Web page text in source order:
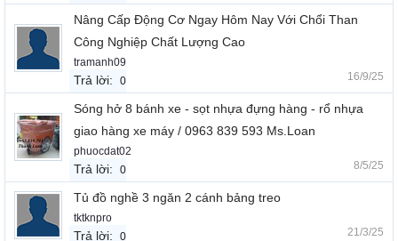
Nâng Cấp Động Cơ Ngay Hôm Nay Với Chổi Than
Công Nghiệp Chất Lượng Cao
tramanh09
Trả lời: 0 16/9/25
Sóng hở 8 bánh xe - sọt nhựa đựng hàng - rổ nhựa
giao hàng xe máy / 0963 839 593 Ms.Loan
phuocdat02
Trả lời: 0 8/5/25
Tủ đồ nghề 3 ngăn 2 cánh bảng treo
tktknpro
Trả lời: 0 21/3/25